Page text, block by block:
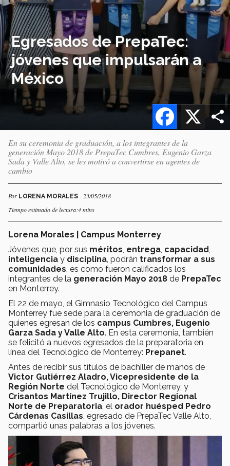
Egresados de PrepaTec:
jóvenes que impulsarán a
México
X
Facebook
En su ceremonia de graduación, a los integrantes de la
generación Mayo 2018 de PrepaTec Cumbres, Eugenio Garza
Sada y Valle Alto, se les motivó a convertirse en agentes de
cambio
Por LORENA MORALES - 23/05/2018
Tiempo estimado de lectura:4 mins
Lorena Morales | Campus Monterrey
Jóvenes que, por sus méritos entrega capacidad
inteligencia y disciplina , podrán transformar a sus
comunidades , es como fueron calificados los
integrantes de la generación Mayo 2018 de PrepaTec
en Monterrey.
El 22 de mayo, el Gimnasio Tecnológico del Campus
Monterrey fue sede para la ceremonia de graduación de
quienes egresan de los campus Cumbres, Eugenio
Garza Sada y Valle Alto. En esta ceremonia, también
se felicitó a nuevos egresados de la preparatoria en
línea del Tecnológico de Monterrey: Prepanet.
Antes de recibir sus títulos de bachiller de manos de
Victor Gutiérrez Aladro, Vicepresidente de la
Región Norte del Tecnológico de Monterrey, y
Crisantos Martínez Trujillo, Director Regional
Norte de Preparatoria , el orador huésped Pedro
Cárdenas Casillas , egresado de PrepaTec Valle Alto,
compartió unas palabras a los jóvenes.